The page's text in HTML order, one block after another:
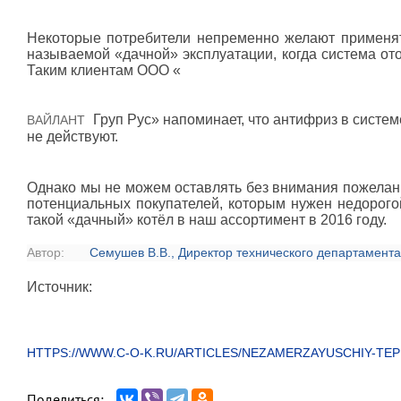
Некоторые потребители непременно желают
называемой «дачной» эксплуатации, когда система
Таким клиентам ООО «
ВАЙЛАНТ
Груп Рус» напоминает, что антифриз в
не действуют.
Однако мы не можем оставлять без внимания
потенциальных покупателей, которым нужен
такой «дачный» котёл в наш ассортимент в 2016 году.
Автор: Семушев В.В. , Директор технического
Источник:
HTTPS://WWW.C-O-K.RU/ARTICLES/NEZAMERZAYUSCHIY-